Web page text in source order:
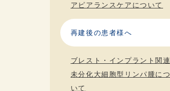
アピアランスケアについて
再建後の患者様へ
ブレスト・インプラント関連
未分化大細胞型リンパ腫につ
いて